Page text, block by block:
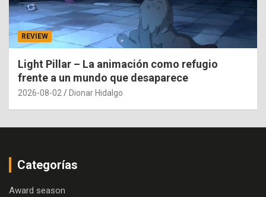
REVIEW
Light Pillar – La animación como refugio
frente a un mundo que desaparece
2026-08-02 Dionar Hidalgo
Categorías
Award season